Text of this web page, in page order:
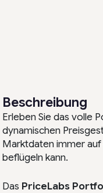
Beschreibung
Erleben Sie das volle
dynamischen
Marktdaten immer
beflügeln kann.
Das PriceLabs